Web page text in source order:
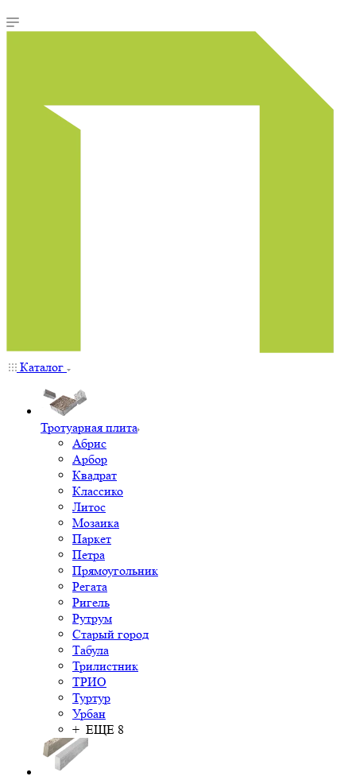
Каталог
Тротуарная плита
Абрис
Арбор
Квадрат
Классико
Литос
Мозаика
Паркет
Петра
Прямоугольник
Регата
Ригель
Рутрум
Старый город
Табула
Трилистник
ТРИО
Туртур
Урбан
+ ЕЩЕ 8